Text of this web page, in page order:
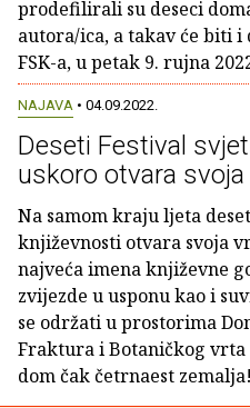
prodefilirali su deseci
autora/ica, a takav će biti
FSK-a, u petak 9. rujna
NAJAVA • 04.09.2022.
Deseti Festival
uskoro otvara svoja
Na samom kraju ljeta
književnosti otvara svoja
najveća imena književne
zvijezde u usponu kao i
se održati u prostorima
Fraktura i Botaničkog vrta
dom čak četrnaest zemalja!